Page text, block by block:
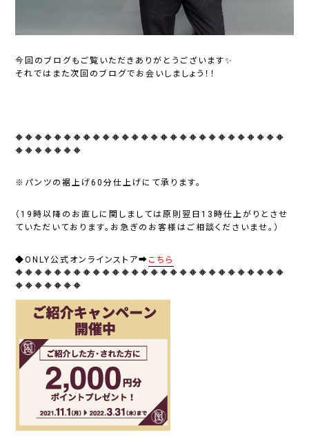
今回のブログもご覧いただきありがとうございます✨
それではまた次回のブログでお会いしましょう！！
🔶🔶🔶🔶🔶🔶🔶🔶🔶🔶🔶🔶🔶🔶🔶🔶🔶🔶🔶🔶🔶🔶🔶🔶🔶🔶🔶🔶
🔶🔶🔶🔶🔶🔶🔶
※パンツの裾上げ60分仕上げにて承ります。
（19時以降のお直しに関しましては原則翌日13時仕上がりとさせ
ていただいております。お急ぎのお客様はご相談くださいませ。）
◆ONLY公式オンラインストア➡ こちら
🔶🔶🔶🔶🔶🔶🔶🔶🔶🔶🔶🔶🔶🔶🔶🔶🔶🔶🔶🔶🔶🔶🔶🔶🔶🔶🔶🔶
🔶🔶🔶🔶🔶🔶🔶